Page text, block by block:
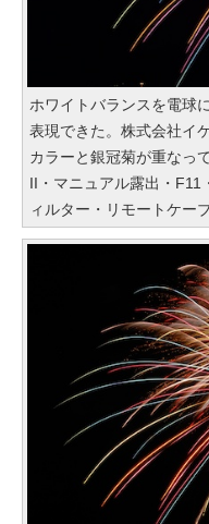
ホワイトバランスを電球
表現できた。株式会社イ
カラーと銀冠菊が重なっ
II・マニュアル露出・F11
ィルター・リモートケー